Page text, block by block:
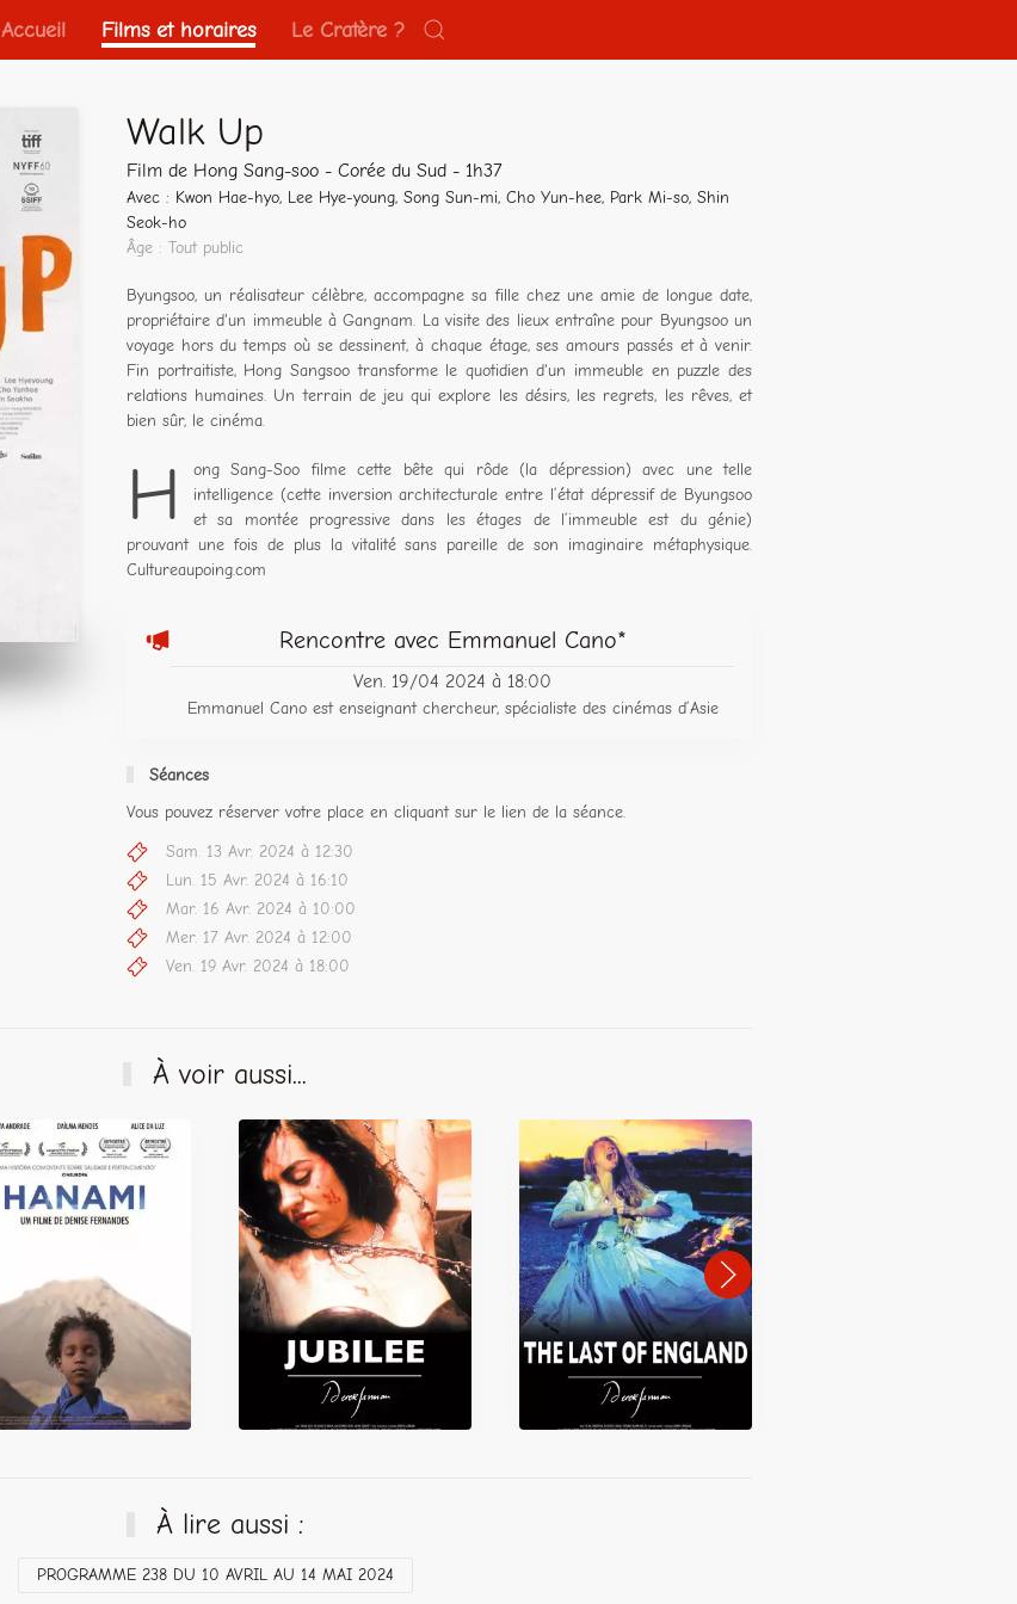
Accueil Films et horaires Le Cratère ?
Walk Up
Film de Hong Sang-soo - Corée du Sud - 1h37
Avec : Kwon Hae-hyo, Lee Hye-young, Song Sun-mi, Cho Yun-hee, Park Mi-so, Shin
Seok-ho
Âge : Tout public
Byungsoo, un réalisateur célèbre, accompagne sa fille chez une amie de longue date,
propriétaire d'un immeuble à Gangnam. La visite des lieux entraîne pour Byungsoo un
voyage hors du temps où se dessinent, à chaque étage, ses amours passés et à venir.
Fin portraitiste, Hong Sangsoo transforme le quotidien d'un immeuble en puzzle des
relations humaines. Un terrain de jeu qui explore les désirs, les regrets, les rêves, et
bien sûr, le cinéma.
H
ong Sang-Soo filme cette bête qui rôde (la dépression) avec une telle
intelligence (cette inversion architecturale entre l’état dépressif de Byungsoo
et sa montée progressive dans les étages de l’immeuble est du génie)
prouvant une fois de plus la vitalité sans pareille de son imaginaire métaphysique.
Cultureaupoing.com
Rencontre avec Emmanuel Cano*
Ven. 19/04 2024 à 18:00
Emmanuel Cano est enseignant chercheur, spécialiste des cinémas d’Asie
Séances
Vous pouvez réserver votre place en cliquant sur le lien de la séance.
Sam. 13 Avr. 2024 à 12:30
Lun. 15 Avr. 2024 à 16:10
Mar. 16 Avr. 2024 à 10:00
Mer. 17 Avr. 2024 à 12:00
Ven. 19 Avr. 2024 à 18:00
À voir aussi...
À lire aussi :
PROGRAMME 238 DU 10 AVRIL AU 14 MAI 2024